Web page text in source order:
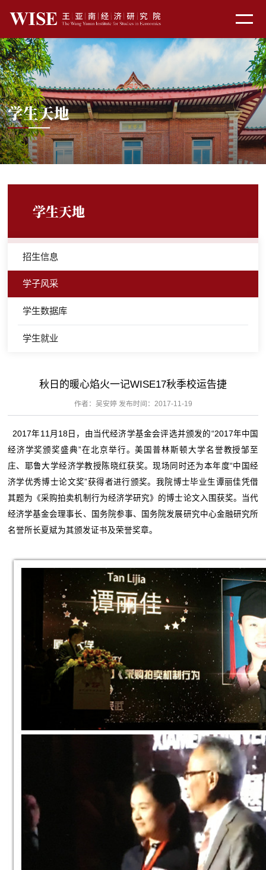
学生天地
学生天地
招生信息
学子风采
学生数据库
学生就业
秋日的暖心焰火一记WISE17秋季校运告捷
作者：吴安婷 发布时间：2017-11-19
2017年11月18日，由当代经济学基金会评选并颁发的“2017年中国
经济学奖颁奖盛典”在北京举行。美国普林斯顿大学名誉教授邹至
庄、耶鲁大学经济学教授陈晓红获奖。现场同时还为本年度“中国经
济学优秀博士论文奖”获得者进行颁奖。我院博士毕业生谭丽佳凭借
其题为《采购拍卖机制行为经济学研究》的博士论文入围获奖。当代
经济学基金会理事长、国务院参事、国务院发展研究中心金融研究所
名誉所长夏斌为其颁发证书及荣誉奖章。